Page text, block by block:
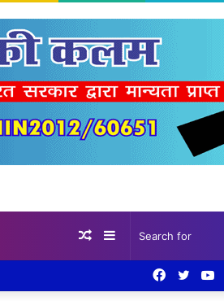
Sidebar
Random
Facebook